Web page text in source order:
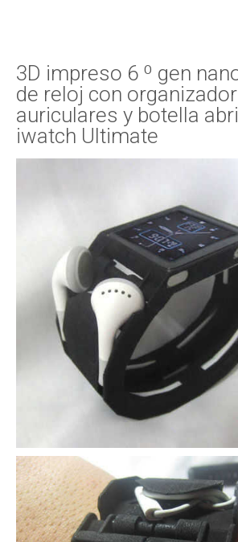
3D impreso 6 º gen
de reloj con
auriculares y botella
iwatch Ultimate